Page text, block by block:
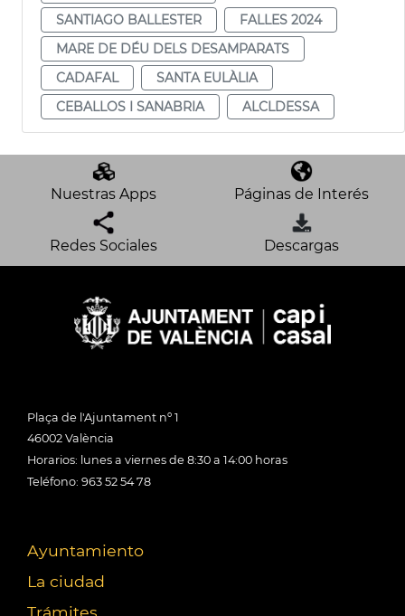
SANTIAGO BALLESTER
FALLES 2024
MARE DE DÉU DELS DESAMPARATS
CADAFAL
SANTA EULÀLIA
CEBALLOS I SANABRIA
ALCLDESSA
Nuestras Apps Páginas de Interés
Redes Sociales Descargas
Plaça de l'Ajuntament nº 1
46002 València
Horarios: lunes a viernes de 8:30 a 14:00 horas
Teléfono: 963 52 54 78
Ayuntamiento
La ciudad
Trámites